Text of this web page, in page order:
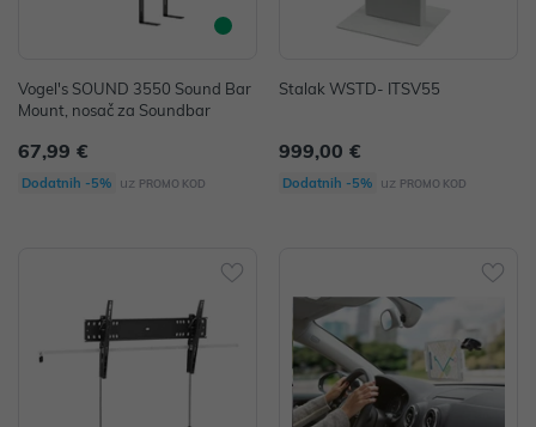
Vogel's SOUND 3550 Sound Bar
Mount, nosač za Soundbar
67,99 €
Dodatnih -5% uz PROMO KOD
Stalak WSTD- ITSV55
999,00 €
Dodatnih -5% uz PROMO KOD